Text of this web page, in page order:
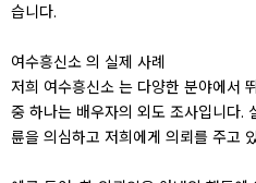
습니다.
여수흥신소 의 실제 사례
저희 여수흥신소 는 다양한 분야에서
중 하나는 배우자의 외도 조사입니다.
륜을 의심하고 저희에게 의뢰를 주고